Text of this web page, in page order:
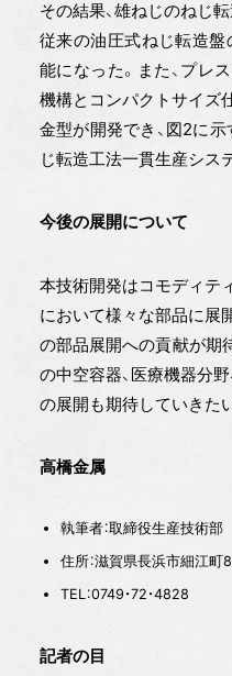
その結果、雄ねじのねじ
従来の油圧式ねじ転造
能になった。また、プレ
機構とコンパクトサイズ
金型が開発でき、図2に
じ転造工法一貫生産シス
今後の展開について
本技術開発はコモディテ
において様々な部品に展
の部品展開への貢献が期
の中空容器、医療機器分
の展開も期待していきたい
高橋金属
執筆者：取締役生産技術
住所：滋賀県長浜市細江町
TEL：0749・72・4828
記者の目